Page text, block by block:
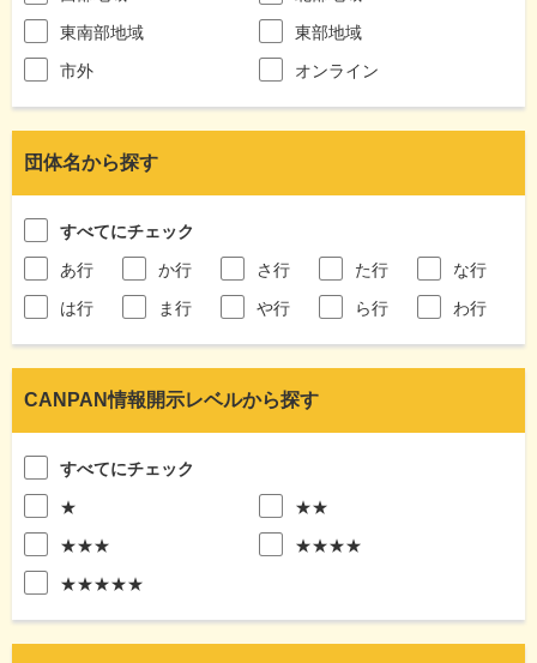
東南部地域
東部地域
市外
オンライン
団体名から探す
すべてにチェック
あ行
か行 さ行 た行
な行
は行
ま行 や行 ら行 わ行
CANPAN情報開示レベルから探す
すべてにチェック
★
★★
★★★
★★★★
★★★★★